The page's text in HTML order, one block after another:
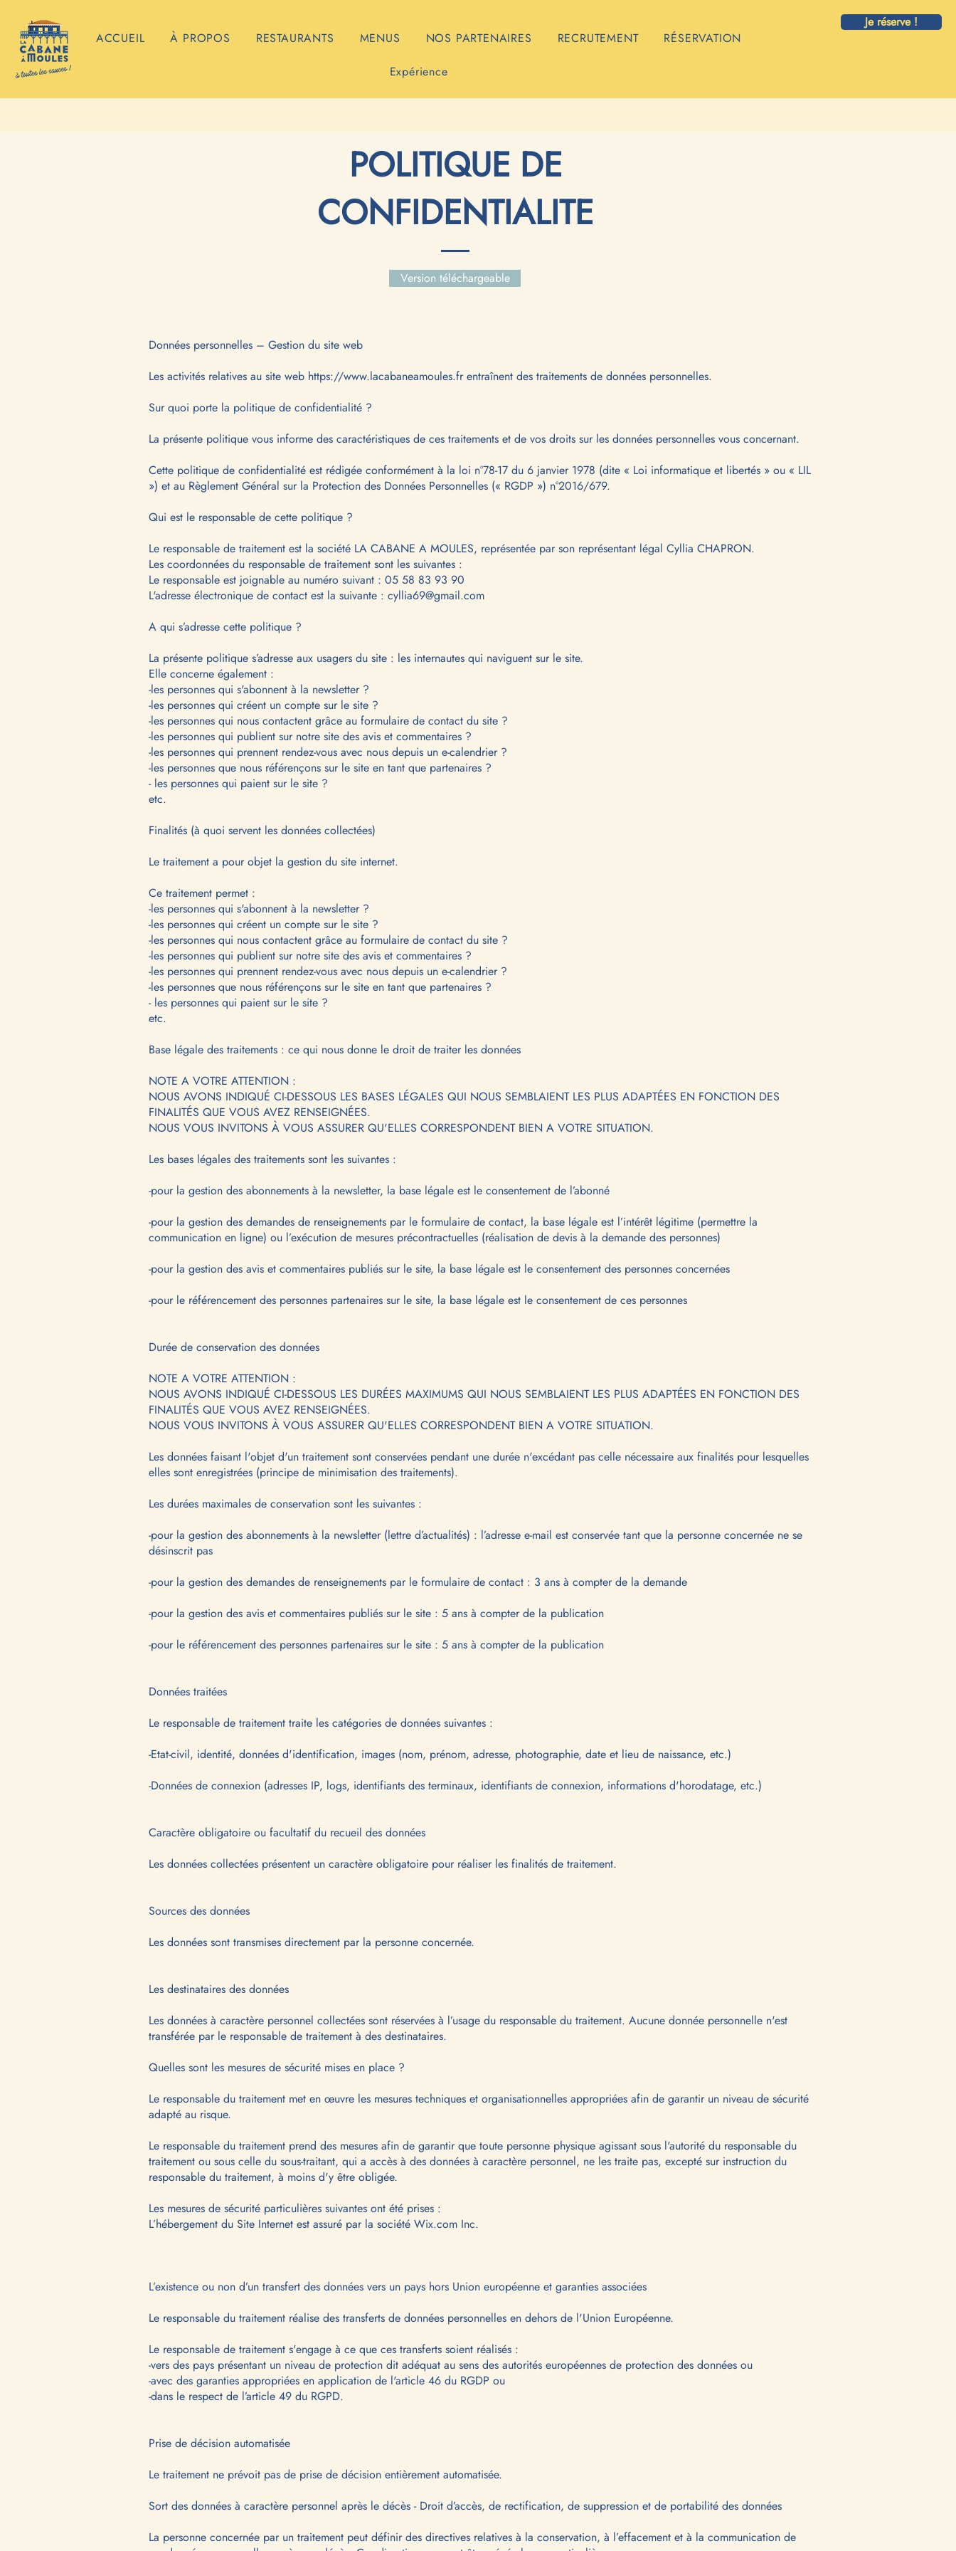
Je réserve !
ACCUEIL
À PROPOS RESTAURANTS MENUS NOS PARTENAIRES RECRUTEMENT RÉSERVATION
Expérience
POLITIQUE DE
CONFIDENTIALITE
Version téléchargeable
Données personnelles – Gestion du site web
Les activités relatives au site web https://www.lacabaneamoules.frentraînent des traitements de données personnelles.
Sur quoi porte la politique de confidentialité ?
La présente politique vous informe des caractéristiques de ces traitements et de vos droits sur les données personnelles vous concernant.
Cette politique de confidentialité est rédigée conformément à la loi n°78-17 du 6 janvier 1978 (dite « Loi informatique et libertés » ou « LIL
») et au Règlement Général sur la Protection des Données Personnelles (« RGDP ») n°2016/679.
Qui est le responsable de cette politique ?
Le responsable de traitement est la société LA CABANE A MOULES, représentée par son représentant légal Cyllia CHAPRON.
Les coordonnées du responsable de traitement sont les suivantes :
Le responsable est joignable au numéro suivant : 05 58 83 93 90
L'adresse électronique de contact est la suivante : cyllia69@gmail.com
A qui s’adresse cette politique ?
La présente politique s’adresse aux usagers du site : les internautes qui naviguent sur le site.
Elle concerne également :
-les personnes qui s'abonnent à la newsletter ?
-les personnes qui créent un compte sur le site ?
-les personnes qui nous contactent grâce au formulaire de contact du site ?
-les personnes qui publient sur notre site des avis et commentaires ?
-les personnes qui prennent rendez-vous avec nous depuis un e-calendrier ?
-les personnes que nous référençons sur le site en tant que partenaires ?
- les personnes qui paient sur le site ?
etc.
Finalités (à quoi servent les données collectées)
Le traitement a pour objet la gestion du site internet.
Ce traitement permet :
-les personnes qui s'abonnent à la newsletter ?
-les personnes qui créent un compte sur le site ?
-les personnes qui nous contactent grâce au formulaire de contact du site ?
-les personnes qui publient sur notre site des avis et commentaires ?
-les personnes qui prennent rendez-vous avec nous depuis un e-calendrier ?
-les personnes que nous référençons sur le site en tant que partenaires ?
- les personnes qui paient sur le site ?
etc.
Base légale des traitements : ce qui nous donne le droit de traiter les données
NOTE A VOTRE ATTENTION :
NOUS AVONS INDIQUÉ CI-DESSOUS LES BASES LÉGALES QUI NOUS SEMBLAIENT LES PLUS ADAPTÉES EN FONCTION DES
FINALITÉS QUE VOUS AVEZ RENSEIGNÉES.
NOUS VOUS INVITONS À VOUS ASSURER QU'ELLES CORRESPONDENT BIEN A VOTRE SITUATION.
Les bases légales des traitements sont les suivantes :
-pour la gestion des abonnements à la newsletter, la base légale est le consentement de l’abonné
-pour la gestion des demandes de renseignements par le formulaire de contact, la base légale est l’intérêt légitime (permettre la
communication en ligne) ou l’exécution de mesures précontractuelles (réalisation de devis à la demande des personnes)
-pour la gestion des avis et commentaires publiés sur le site, la base légale est le consentement des personnes concernées
-pour le référencement des personnes partenaires sur le site, la base légale est le consentement de ces personnes
Durée de conservation des données
NOTE A VOTRE ATTENTION :
NOUS AVONS INDIQUÉ CI-DESSOUS LES DURÉES MAXIMUMS QUI NOUS SEMBLAIENT LES PLUS ADAPTÉES EN FONCTION DES
FINALITÉS QUE VOUS AVEZ RENSEIGNÉES.
NOUS VOUS INVITONS À VOUS ASSURER QU'ELLES CORRESPONDENT BIEN A VOTRE SITUATION.
Les données faisant l'objet d'un traitement sont conservées pendant une durée n'excédant pas celle nécessaire aux finalités pour lesquelles
elles sont enregistrées (principe de minimisation des traitements).
Les durées maximales de conservation sont les suivantes :
-pour la gestion des abonnements à la newsletter (lettre d’actualités) : l’adresse e-mail est conservée tant que la personne concernée ne se
désinscrit pas
-pour la gestion des demandes de renseignements par le formulaire de contact : 3 ans à compter de la demande
-pour la gestion des avis et commentaires publiés sur le site : 5 ans à compter de la publication
-pour le référencement des personnes partenaires sur le site : 5 ans à compter de la publication
Données traitées
Le responsable de traitement traite les catégories de données suivantes :
-Etat-civil, identité, données d'identification, images (nom, prénom, adresse, photographie, date et lieu de naissance, etc.)
-Données de connexion (adresses IP, logs, identifiants des terminaux, identifiants de connexion, informations d'horodatage, etc.)
Caractère obligatoire ou facultatif du recueil des données
Les données collectées présentent un caractère obligatoire pour réaliser les finalités de traitement.
Sources des données
Les données sont transmises directement par la personne concernée.
Les destinataires des données
Les données à caractère personnel collectées sont réservées à l’usage du responsable du traitement. Aucune donnée personnelle n'est
transférée par le responsable de traitement à des destinataires.
Quelles sont les mesures de sécurité mises en place ?
Le responsable du traitement met en œuvre les mesures techniques et organisationnelles appropriées afin de garantir un niveau de sécurité
adapté au risque.
Le responsable du traitement prend des mesures afin de garantir que toute personne physique agissant sous l'autorité du responsable du
traitement ou sous celle du sous-traitant, qui a accès à des données à caractère personnel, ne les traite pas, excepté sur instruction du
responsable du traitement, à moins d'y être obligée.
Les mesures de sécurité particulières suivantes ont été prises :
L’hébergement du Site Internet est assuré par la société Wix.com Inc.
L’existence ou non d’un transfert des données vers un pays hors Union européenne et garanties associées
Le responsable du traitement réalise des transferts de données personnelles en dehors de l'Union Européenne.
Le responsable de traitement s'engage à ce que ces transferts soient réalisés :
-vers des pays présentant un niveau de protection dit adéquat au sens des autorités européennes de protection des données ou
-avec des garanties appropriées en application de l'article 46 du RGDP ou
-dans le respect de l’article 49 du RGPD.
Prise de décision automatisée
Le traitement ne prévoit pas de prise de décision entièrement automatisée.
Sort des données à caractère personnel après le décès - Droit d’accès, de rectification, de suppression et de portabilité des données
La personne concernée par un traitement peut définir des directives relatives à la conservation, à l’effacement et à la communication de